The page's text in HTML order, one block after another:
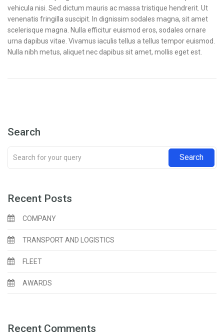
vehicula nisi. Sed dictum mauris ac massa tristique hendrerit. Ut
venenatis fringilla suscipit. In dignissim sodales magna, sit amet
scelerisque magna. Nulla efficitur euismod eros, sodales ornare
urna dapibus vitae. Vivamus iaculis tellus a tellus tempor euismod.
Nulla nibh metus, aliquet nec dapibus sit amet, mollis eget est.
Search
Recent Posts
COMPANY
TRANSPORT AND LOGISTICS
FLEET
AWARDS
Recent Comments